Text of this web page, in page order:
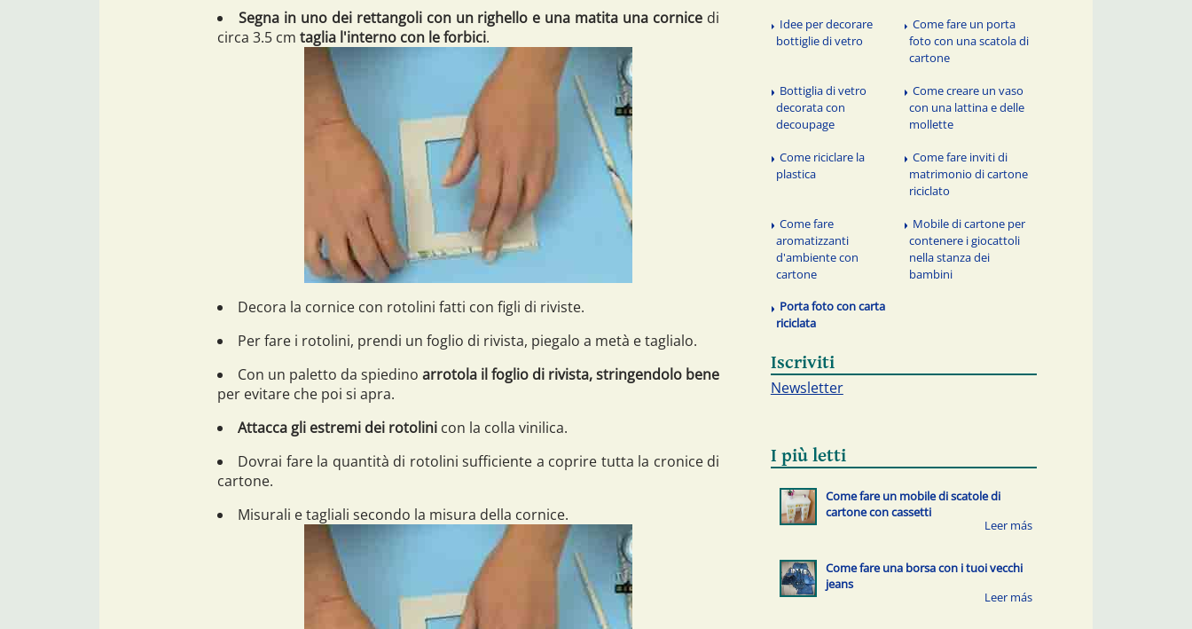
Segna in uno dei rettangoli con un righello e una matita una cornice di
circa 3.5 cm taglia l'interno con le forbici.
Decora la cornice con rotolini fatti con figli di riviste.
Per fare i rotolini, prendi un foglio di rivista, piegalo a metà e taglialo.
Con un paletto da spiedino arrotola il foglio di rivista, stringendolo bene
per evitare che poi si apra.
Attacca gli estremi dei rotolini con la colla vinilica.
Dovrai fare la quantità di rotolini sufficiente a coprire tutta la cronice di
cartone.
Misurali e tagliali secondo la misura della cornice.
Idee per decorare
bottiglie di vetro
Come fare un porta
foto con una scatola di
cartone
Bottiglia di vetro
decorata con
decoupage
Come creare un vaso
con una lattina e delle
mollette
Come riciclare la
plastica
Come fare inviti di
matrimonio di cartone
riciclato
Come fare
aromatizzanti
d'ambiente con
cartone
Mobile di cartone per
contenere i giocattoli
nella stanza dei
bambini
Porta foto con carta
riciclata
Iscriviti
Newsletter
I più letti
Come fare un mobile di scatole di
cartone con cassetti
Come fare una borsa con i tuoi vecchi
jeans